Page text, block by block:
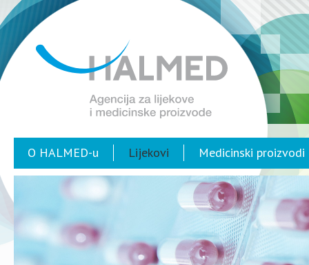
O HALMED-u Lijekovi Medicinski proizvodi